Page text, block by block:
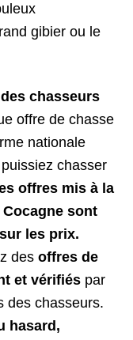
gibier ou le
chasseurs
offre de chasse
nationale
chasser
offres mis à la
sont
les prix.
des offres de
et vérifiés par
des chasseurs.
hasard,